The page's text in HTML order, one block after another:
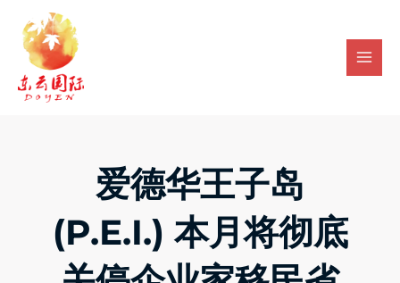
content
爱德华王子岛
(P.E.I.) 本月将彻底